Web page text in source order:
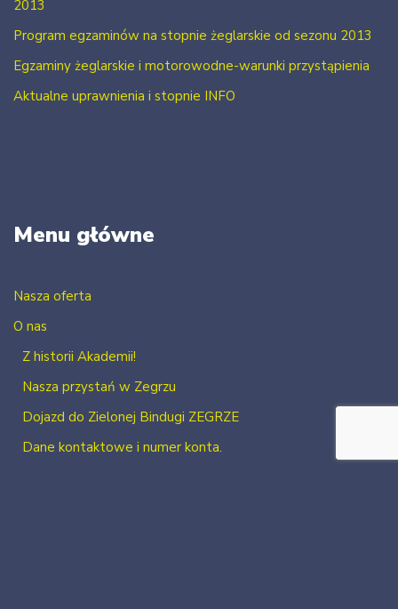
2013
Program egzaminów na stopnie żeglarskie od sezonu 2013
Egzaminy żeglarskie i motorowodne-warunki przystąpienia
Aktualne uprawnienia i stopnie INFO
Menu główne
Nasza oferta
O nas
Z historii Akademii!
Nasza przystań w Zegrzu
Dojazd do Zielonej Bindugi ZEGRZE
Dane kontaktowe i numer konta.